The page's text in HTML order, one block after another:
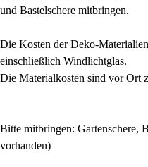
und Bastelschere mitbringen.
Die Kosten der Deko-
einschließlich Windlichtglas.
Die Materialkosten sind vor Ort
Bitte mitbringen: Gartenschere,
vorhanden)